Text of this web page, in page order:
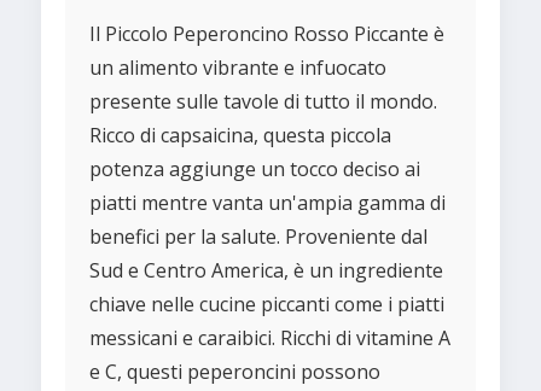
Il Piccolo Peperoncino Rosso Piccante è
un alimento vibrante e infuocato
presente sulle tavole di tutto il mondo.
Ricco di capsaicina, questa piccola
potenza aggiunge un tocco deciso ai
piatti mentre vanta un'ampia gamma di
benefici per la salute. Proveniente dal
Sud e Centro America, è un ingrediente
chiave nelle cucine piccanti come i piatti
messicani e caraibici. Ricchi di vitamine A
e C, questi peperoncini possono